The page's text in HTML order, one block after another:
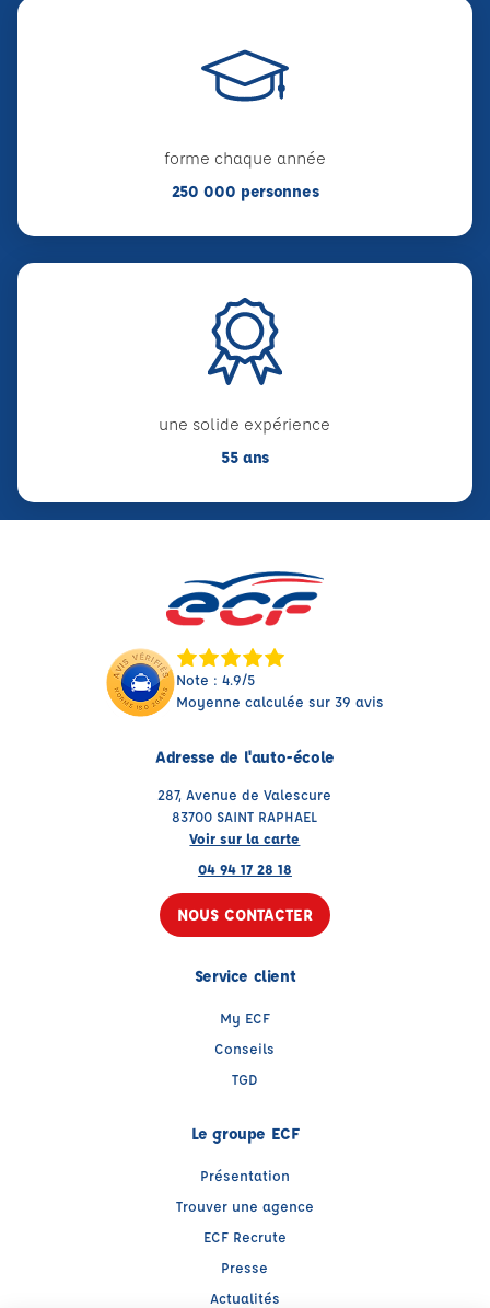
forme chaque année
250 000 personnes
une solide expérience
55 ans
Note : 4.9/5
Moyenne calculée sur 39 avis
Adresse de l'auto-école
287, Avenue de Valescure
83700 SAINT RAPHAEL
Voir sur la carte
04 94 17 28 18
NOUS CONTACTER
Service client
My ECF
Conseils
TGD
Le groupe ECF
Présentation
Trouver une agence
ECF Recrute
Presse
Actualités